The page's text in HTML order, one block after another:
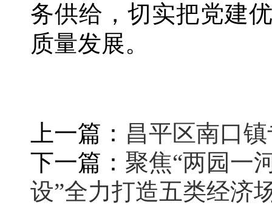
务供给，切实把党建
质量发展。
上一篇： 昌平区南口
下一篇： 聚焦“两园一
设”全力打造五类经济